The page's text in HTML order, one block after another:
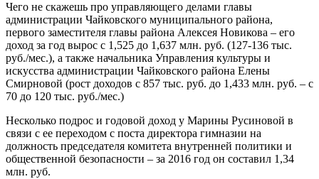
Чего не скажешь про управляющего делами главы
администрации Чайковского муниципального района,
первого заместителя главы района Алексея Новикова – его
доход за год вырос с 1,525 до 1,637 млн. руб. (127-136 тыс.
руб./мес.), а также начальника Управления культуры и
искусства администрации Чайковского района Елены
Смирновой (рост доходов с 857 тыс. руб. до 1,433 млн. руб. – с
70 до 120 тыс. руб./мес.)
Несколько подрос и годовой доход у Марины Русиновой в
связи с ее переходом с поста директора гимназии на
должность председателя комитета внутренней политики и
общественной безопасности – за 2016 год он составил 1,34
млн. руб.